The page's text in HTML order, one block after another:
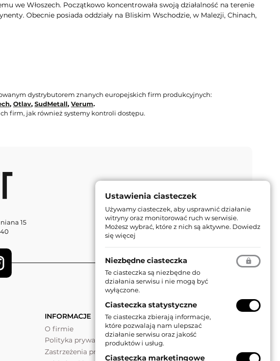
we Włoszech. Początkowo koncentrowała swoją działalność na terenie
Obecnie posiada oddziały na Bliskim Wschodzie, w Malezji, Chinach,
dystrybutorem znanych europejskich firm produkcyjnych:
, Otlav, SudMetall, Verum.
firm, jak również systemy kontroli dostępu.
15
INFORMACJE
O firmie
Polityka prywatności
Zastrzeżenia prawne
Ustawienia ciasteczek
Używamy ciasteczek, aby usprawnić działanie
witryny oraz monitorować ruch w serwisie.
Możesz wybrać, które z nich są aktywne. Dowiedz
się więcej
Niezbędne ciasteczka
Te ciasteczka są niezbędne do
działania serwisu i nie mogą być
wyłączone.
Ciasteczka statystyczne
Te ciasteczka zbierają informacje,
które pozwalają nam ulepszać
działanie serwisu oraz jakość
produktów i usług.
Ciasteczka marketingowe